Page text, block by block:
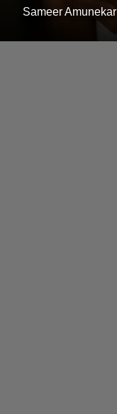
Sameer Amunekar